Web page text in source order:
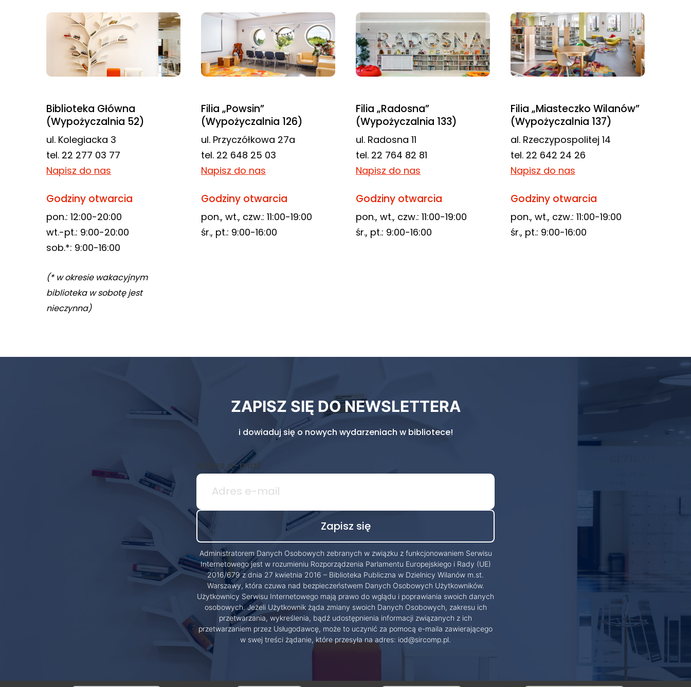
Biblioteka Główna
(Wypożyczalnia 52)
ul. Kolegiacka 3
tel. 22 277 03 77
Napisz do nas
Godziny otwarcia
pon.: 12:00-20:00
wt.-pt.: 9:00-20:00
sob.*: 9:00-16:00
(* w okresie wakacyjnym
biblioteka w sobotę jest
nieczynna)
Filia „Powsin”
(Wypożyczalnia 126)
ul. Przyczółkowa 27a
tel. 22 648 25 03
Napisz do nas
Godziny otwarcia
pon., wt., czw.: 11:00-19:00
śr., pt.: 9:00-16:00
Filia „Radosna”
(Wypożyczalnia 133)
ul. Radosna 11
tel. 22 764 82 81
Napisz do nas
Godziny otwarcia
pon., wt., czw.: 11:00-19:00
śr., pt.: 9:00-16:00
Filia „Miasteczko Wilanów”
(Wypożyczalnia 137)
al. Rzeczypospolitej 14
tel. 22 642 24 26
Napisz do nas
Godziny otwarcia
pon., wt., czw.: 11:00-19:00
śr., pt.: 9:00-16:00
Newsletter
biblioteki
ZAPISZ SIĘ DO NEWSLETTERA
i dowiaduj się o nowych wydarzeniach w bibliotece!
Adres e-mail
Administratorem Danych Osobowych zebranych w związku z funkcjonowaniem Serwisu
Internetowego jest w rozumieniu Rozporządzenia Parlamentu Europejskiego i Rady (UE)
2016/679 z dnia 27 kwietnia 2016 – Biblioteka Publiczna w Dzielnicy Wilanów m.st.
Warszawy, która czuwa nad bezpieczeństwem Danych Osobowych Użytkowników.
Użytkownicy Serwisu Internetowego mają prawo do wglądu i poprawiania swoich danych
osobowych. Jeżeli Użytkownik żąda zmiany swoich Danych Osobowych, zakresu ich
przetwarzania, wykreślenia, bądź udostępnienia informacji związanych z ich
przetwarzaniem przez Usługodawcę, może to uczynić za pomocą e-maila zawierającego
w swej treści żądanie, które przesyła na adres: iod@sircomp.pl.